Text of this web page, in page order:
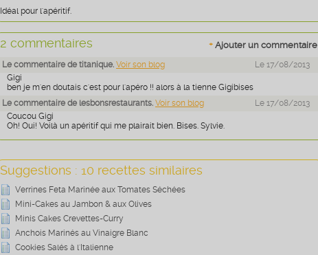
Idéal pour l'apéritif.
+ Ajouter un commentaire
2 commentaires
Le commentaire de titanique. Voir son blog
Le 17/08/2013
Gigi
ben je m'en doutais c'est pour l'apéro !! alors à la tienne Gigibises
Le commentaire de lesbonsrestaurants. Voir son blog
Le 17/08/2013
Coucou Gigi
Oh! Oui! Voilà un apéritif qui me plairait bien. Bises. Sylvie.
Suggestions : 10 recettes similaires
Verrines Feta Marinée aux Tomates Séchées
Mini-Cakes au Jambon & aux Olives
Minis Cakes Crevettes-Curry
Anchois Marinés au Vinaigre Blanc
Cookies Salés à l'Italienne